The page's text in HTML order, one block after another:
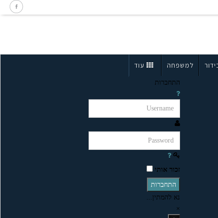
למשפחה עוד
התחברות
זכור אותי
התחברות
נא להמתין...
×